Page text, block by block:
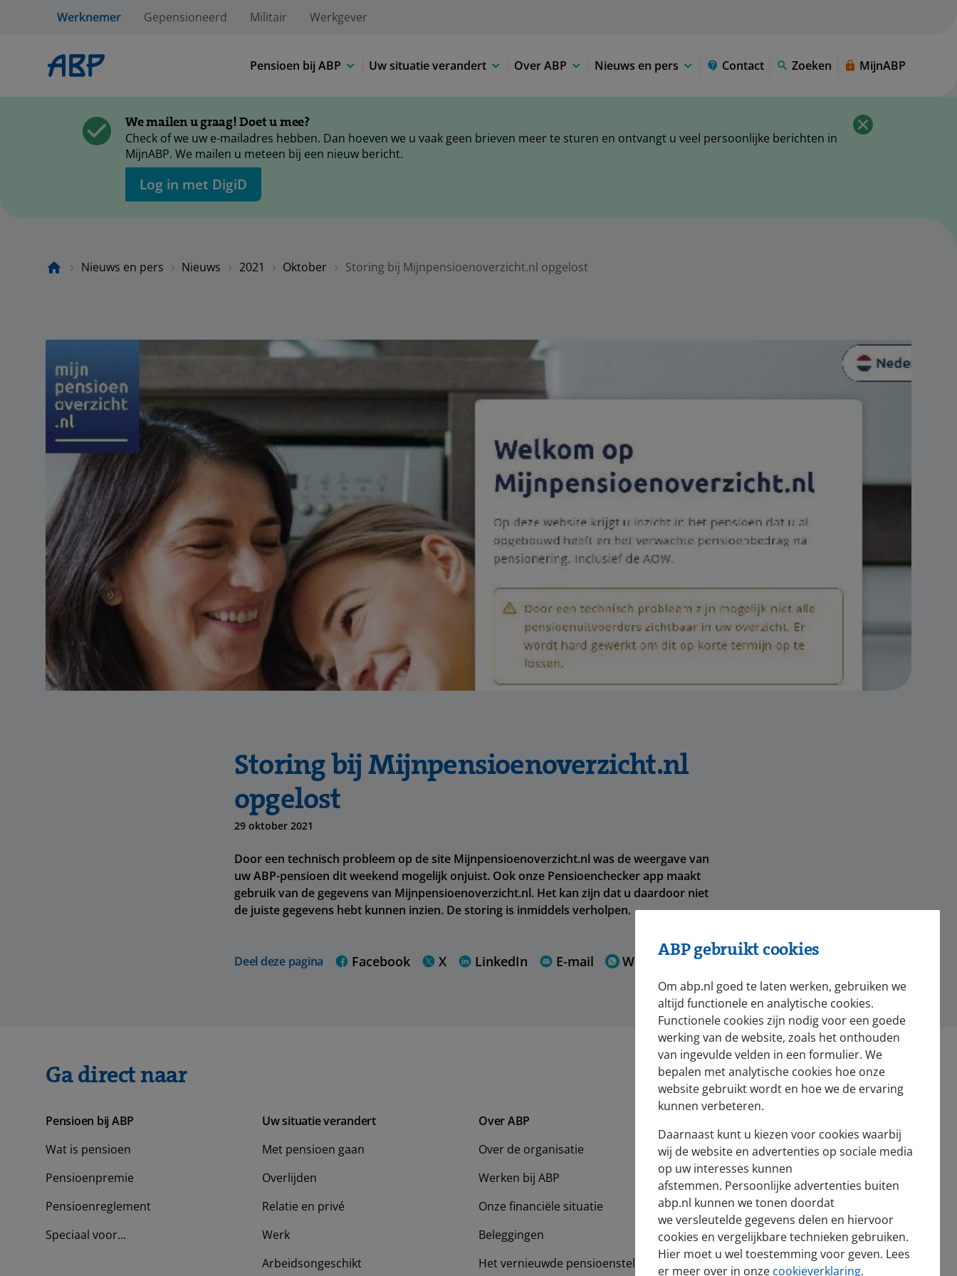
Werknemer Gepensioneerd Militair Werkgever
Pensioen bij ABP Uw situatie verandert Over ABP Nieuws en pers Contact Zoeken MijnABP
We mailen u graag! Doet u mee?
Check of we uw e-mailadres hebben. Dan hoeven we u vaak geen brieven meer te sturen en ontvangt u veel persoonlijke berichten in
MijnABP. We mailen u meteen bij een nieuw bericht.
Log in met DigiD
Nieuws en pers Nieuws 2021 Oktober Storing bij Mijnpensioenoverzicht.nl opgelost
Storing bij Mijnpensioenoverzicht.nl
opgelost
29 oktober 2021
Door een technisch probleem op de site Mijnpensioenoverzicht.nl was de weergave van
uw ABP-pensioen dit weekend mogelijk onjuist. Ook onze Pensioenchecker app maakt
gebruik van de gegevens van Mijnpensioenoverzicht.nl. Het kan zijn dat u daardoor niet
de juiste gegevens hebt kunnen inzien. De storing is inmiddels verholpen.
Deel deze pagina Facebook X LinkedIn E-mail WhatsApp
Ga direct naar
Pensioen bij ABP
Wat is pensioen
Pensioenpremie
Pensioenreglement
Speciaal voor...
Uw situatie verandert
Met pensioen gaan
Overlijden
Relatie en privé
Werk
Arbeidsongeschikt
Over ABP
Over de organisatie
Werken bij ABP
Onze financiële situatie
Beleggingen
Het vernieuwde pensioenstelsel
Nieuws
Voor de pers
ABP gebruikt cookies
Om abp.nl goed te laten werken, gebruiken we
altijd functionele en analytische cookies.
Functionele cookies zijn nodig voor een goede
werking van de website, zoals het onthouden
van ingevulde velden in een formulier. We
bepalen met analytische cookies hoe onze
website gebruikt wordt en hoe we de ervaring
kunnen verbeteren.
Daarnaast kunt u kiezen voor cookies waarbij
wij de website en advertenties op sociale media
op uw interesses kunnen
afstemmen. Persoonlijke advertenties buiten
abp.nl kunnen we tonen doordat
we versleutelde gegevens delen en hiervoor
cookies en vergelijkbare technieken gebruiken.
Hier moet u wel toestemming voor geven. Lees
er meer over in onze cookieverklaring.